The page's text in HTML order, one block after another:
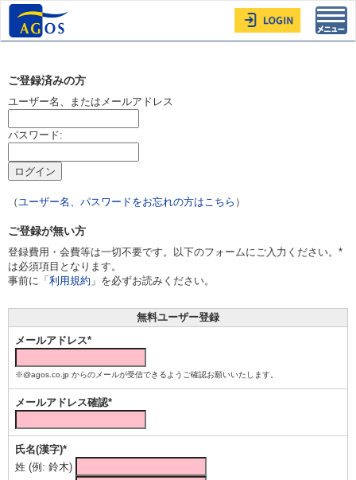
ご登録済みの方
ユーザー名、またはメールアドレス
パスワード:
（ユーザー名、パスワードをお忘れの方はこちら ）
ご登録が無い方
登録費用・会費等は一切不要です。以下のフォームにご入力ください。*
は必須項目となります。
事前に「 利用規約 」を必ずお読みください。
無料ユーザー登録
メールアドレス*
※@agos.co.jp からのメールが受信できるようご確認お願いいたします。
メールアドレス確認*
氏名(漢字)*
姓 (例: 鈴木)